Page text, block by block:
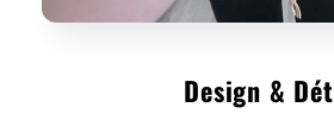
Design &